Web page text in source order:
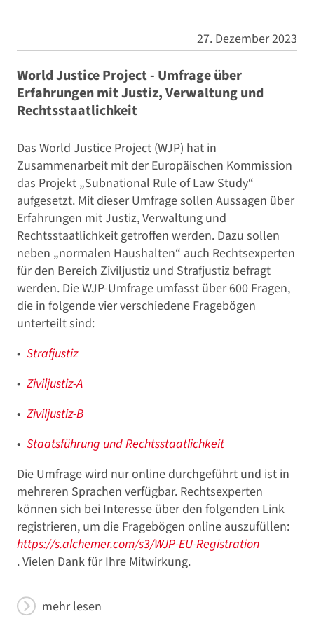
27. Dezember 2023
World Justice Project - Umfrage über
Erfahrungen mit Justiz, Verwaltung und
Rechtsstaatlichkeit
Das World Justice Project (WJP) hat in
Zusammenarbeit mit der Europäischen Kommission
das Projekt „Subnational Rule of Law Study“
aufgesetzt. Mit dieser Umfrage sollen Aussagen über
Erfahrungen mit Justiz, Verwaltung und
Rechtsstaatlichkeit getroffen werden. Dazu sollen
neben „normalen Haushalten“ auch Rechtsexperten
für den Bereich Ziviljustiz und Strafjustiz befragt
werden. Die WJP-Umfrage umfasst über 600 Fragen,
die in folgende vier verschiedene Fragebögen
unterteilt sind:
Strafjustiz
Ziviljustiz-A
Ziviljustiz-B
Staatsführung und Rechtsstaatlichkeit
Die Umfrage wird nur online durchgeführt und ist in
mehreren Sprachen verfügbar. Rechtsexperten
können sich bei Interesse über den folgenden Link
registrieren, um die Fragebögen online auszufüllen:
https://s.alchemer.com/s3/WJP-EU-Registration
. Vielen Dank für Ihre Mitwirkung.
mehr lesen